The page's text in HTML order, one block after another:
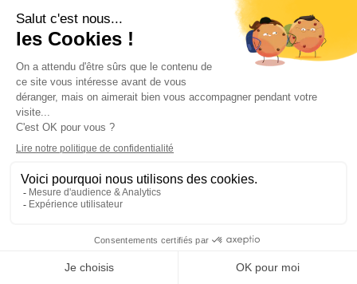
D'autres articles pourraient vous intéresser